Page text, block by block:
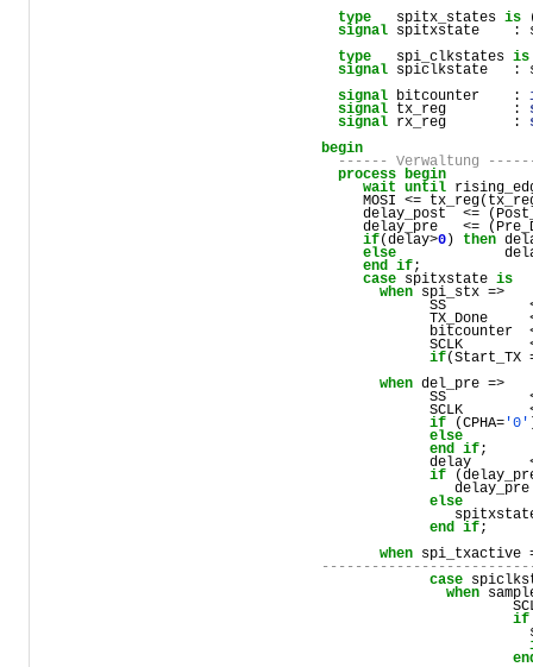
type
spitx_states is
signal
spitxstate
    :
type
spi_clkstates is
signal
spiclkstate
   :
signal
bitcounter
    :
signal
tx_reg
        :
signal
rx_reg
        :
begin
------ Verwaltung
process
begin
wait
until
MOSI <= tx_reg(
delay_post
  <= (
delay_pre
   <= (
if(delay>0) then
else
end
if;
case
spitxstate
is
when
spi_stx =>
SS
TX_Done
bitcounter
SCLK
if(Start_TX
when del_pre
SS
SCLK
if (CPHA= '0'
else
end
if;
delay
if (
delay_pre
else
end
if;
when
spi_txactive
case
when
if